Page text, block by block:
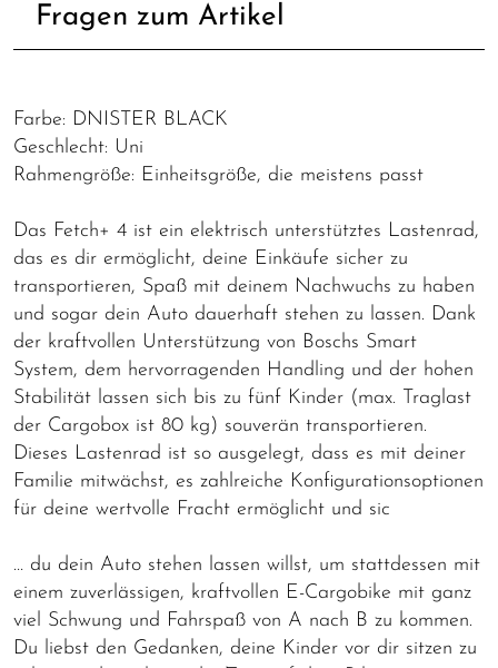
Fragen zum Artikel
Farbe: DNISTER BLACK
Geschlecht: Uni
Rahmengröße: Einheitsgröße, die meistens passt
Das Fetch+ 4 ist ein elektrisch unterstütztes Lastenrad,
das es dir ermöglicht, deine Einkäufe sicher zu
transportieren, Spaß mit deinem Nachwuchs zu haben
und sogar dein Auto dauerhaft stehen zu lassen. Dank
der kraftvollen Unterstützung von Boschs Smart
System, dem hervorragenden Handling und der hohen
Stabilität lassen sich bis zu fünf Kinder (max. Traglast
der Cargobox ist 80 kg) souverän transportieren.
Dieses Lastenrad ist so ausgelegt, dass es mit deiner
Familie mitwächst, es zahlreiche Konfigurationsoptionen
für deine wertvolle Fracht ermöglicht und sic
… du dein Auto stehen lassen willst, um stattdessen mit
einem zuverlässigen, kraftvollen E-Cargobike mit ganz
viel Schwung und Fahrspaß von A nach B zu kommen.
Du liebst den Gedanken, deine Kinder vor dir sitzen zu